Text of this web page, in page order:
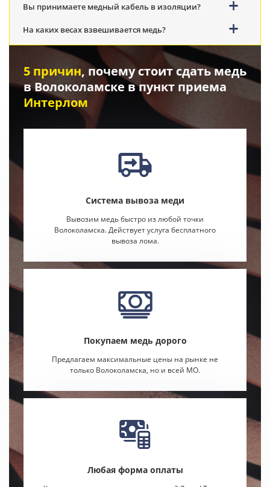
Вы принимаете медный кабель в изоляции?
На каких весах взвешивается медь?
5 причин, почему стоит сдать медь
в Волоколамске в пункт приема
Интерлом
Система вывоза меди
Вывозим медь быстро из любой точки
Волоколамска. Действует услуга бесплатного
вывоза лома.
Покупаем медь дорого
Предлагаем максимальные цены на рынке не
только Волоколамска, но и всей МО.
Любая форма оплаты